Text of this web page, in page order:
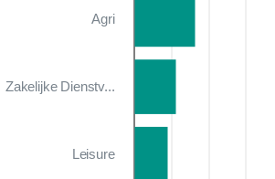
Agri
Zakelijke Dienstv...
Leisure